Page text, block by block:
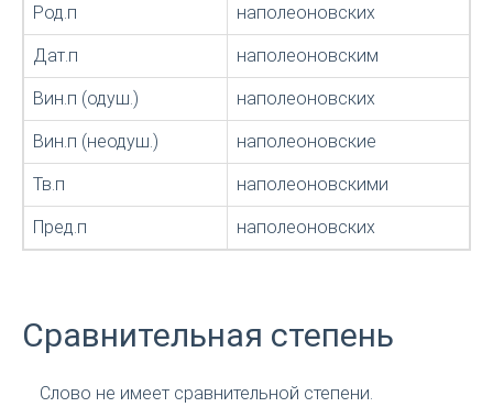
Род.п наполеоновских
Дат.п наполеоновским
Вин.п (одуш.) наполеоновских
Вин.п (неодуш.) наполеоновские
Тв.п наполеоновскими
Пред.п наполеоновских
Сравнительная степень
Слово не имеет сравнительной степени.